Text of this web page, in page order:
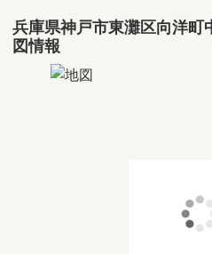
兵庫県神戸市東灘区向洋町
図情報